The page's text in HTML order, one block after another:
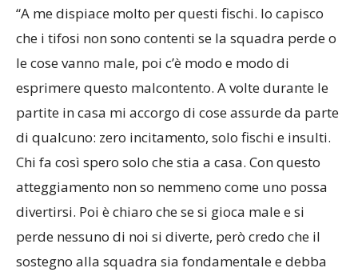
“A me dispiace molto per questi fischi. Io capisco
che i tifosi non sono contenti se la squadra perde o
le cose vanno male, poi c’è modo e modo di
esprimere questo malcontento. A volte durante le
partite in casa mi accorgo di cose assurde da parte
di qualcuno: zero incitamento, solo fischi e insulti.
Chi fa così spero solo che stia a casa. Con questo
atteggiamento non so nemmeno come uno possa
divertirsi. Poi è chiaro che se si gioca male e si
perde nessuno di noi si diverte, però credo che il
sostegno alla squadra sia fondamentale e debba